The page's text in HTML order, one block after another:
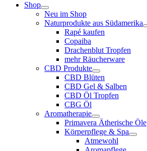
Shop
Neu im Shop
Naturprodukte aus Südamerika
Rapé kaufen
Copaiba
Drachenblut Tropfen
mehr Räucherware
CBD Produkte
CBD Blüten
CBD Gel & Salben
CBD Öl Tropfen
CBG Öl
Aromatherapie
Primavera Ätherische Öle
Körperpflege & Spa
Atmewohl